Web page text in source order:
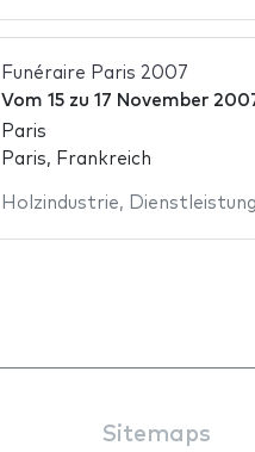
Funéraire Paris 2007
Vom 15zu 17 November
Paris
Paris, Frankreich
Holzindustrie, Dienstleistung
Sitemaps